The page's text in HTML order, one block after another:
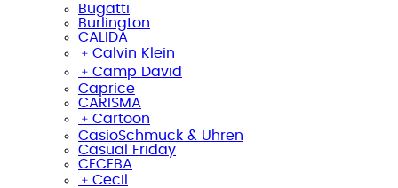
Bugatti
Burlington
CALIDA
﹢ Calvin Klein
﹢ Camp David
Caprice
CARISMA
﹢ Cartoon
CasioSchmuck & Uhren
Casual Friday
CECEBA
﹢ Cecil